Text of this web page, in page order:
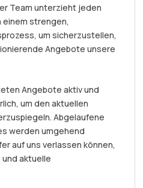
Team unterzieht jeden
strengen,
um sicherzustellen,
Angebote unsere
Angebote aktiv und
um den aktuellen
Abgelaufene
werden umgehend
auf uns verlassen können,
aktuelle